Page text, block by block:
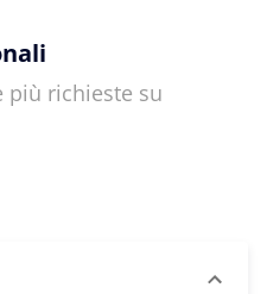
più richieste su